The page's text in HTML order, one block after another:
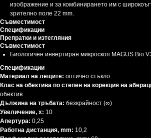
изображение и за комбинирането им с
зрително поле 22 mm.
Съвместимост
Спецификации
Препратки и изтегляния
Съвместимост
Биологичен инвертиран микроскоп MAGUS Bio
Спецификации
Материал на лещите: оптично стъкло
Клас на обектива по степен на корекция на
обектив
Дължина на тръбата: безкрайност (∞)
Увеличение, x: 10
Апертура: 0,25
Работна дистанция, mm: 10,2